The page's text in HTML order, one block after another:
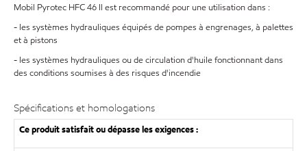
Mobil Pyrotec HFC 46 Il est recommandé pour une utilisation dans :
- les systèmes hydrauliques équipés de pompes à engrenages, à palettes
et à pistons
- les systèmes hydrauliques ou de circulation d'huile fonctionnant dans
des conditions soumises à des risques d'incendie
Spécifications et homologations
Ce produit satisfait ou dépasse les exigences :